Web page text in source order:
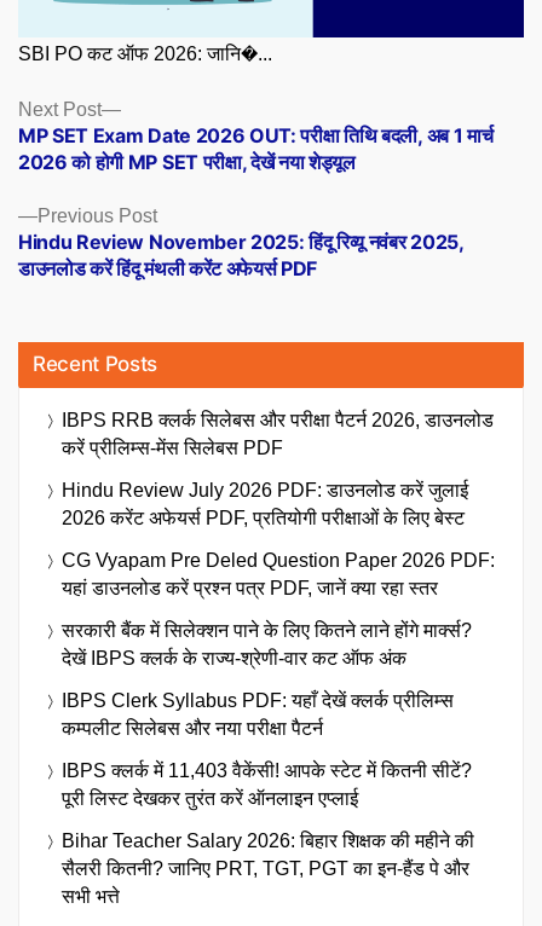
SBI PO कट ऑफ 2026: जानि�...
Posts
navigation
Previous PostPrevious
post:
Hindu Review November 2025: हिंदू रिव्यू नवंबर 2025,
डाउनलोड करें हिंदू मंथली करेंट अफेयर्स PDF
Next Post
Next
post:
MP SET Exam Date 2026 OUT: परीक्षा तिथि बदली, अब 1 मार्च
2026 को होगी MP SET परीक्षा, देखें नया शेड्यूल
Recent Posts
IBPS RRB क्लर्क सिलेबस और परीक्षा पैटर्न 2026, डाउनलोड
करें प्रीलिम्स-मेंस सिलेबस PDF
Hindu Review July 2026 PDF: डाउनलोड करें जुलाई
2026 करेंट अफेयर्स PDF, प्रतियोगी परीक्षाओं के लिए बेस्ट
CG Vyapam Pre Deled Question Paper 2026 PDF:
यहां डाउनलोड करें प्रश्न पत्र PDF, जानें क्या रहा स्तर
सरकारी बैंक में सिलेक्शन पाने के लिए कितने लाने होंगे मार्क्स?
देखें IBPS क्लर्क के राज्य-श्रेणी-वार कट ऑफ अंक
IBPS Clerk Syllabus PDF: यहाँ देखें क्लर्क प्रीलिम्स
कम्पलीट सिलेबस और नया परीक्षा पैटर्न
IBPS क्लर्क में 11,403 वैकेंसी! आपके स्टेट में कितनी सीटें?
पूरी लिस्ट देखकर तुरंत करें ऑनलाइन एप्लाई
Bihar Teacher Salary 2026: बिहार शिक्षक की महीने की
सैलरी कितनी? जानिए PRT, TGT, PGT का इन-हैंड पे और
सभी भत्ते